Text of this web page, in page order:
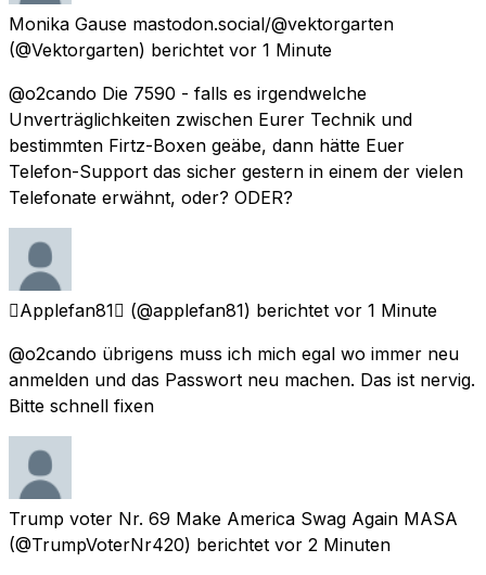
Monika Gause mastodon.social/@vektorgarten
(@Vektorgarten) berichtet vor 1 Minute
@o2cando Die 7590 - falls es irgendwelche
Unverträglichkeiten zwischen Eurer Technik und
bestimmten Firtz-Boxen geäbe, dann hätte Euer
Telefon-Support das sicher gestern in einem der vielen
Telefonate erwähnt, oder? ODER?
Applefan81 (@applefan81) berichtet vor 1 Minute
@o2cando übrigens muss ich mich egal wo immer neu
anmelden und das Passwort neu machen. Das ist nervig.
Bitte schnell fixen
Trump voter Nr. 69 Make America Swag Again MASA
(@TrumpVoterNr420) berichtet vor 2 Minuten